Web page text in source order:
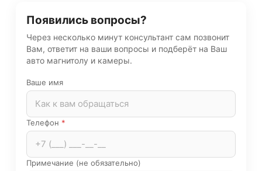
Появились вопросы?
Через несколько минут консультант сам позвонит
Вам, ответит на ваши вопросы и подберёт на Ваш
авто магнитолу и камеры.
Ваше имя
Телефон *
Примечание (не обязательно)